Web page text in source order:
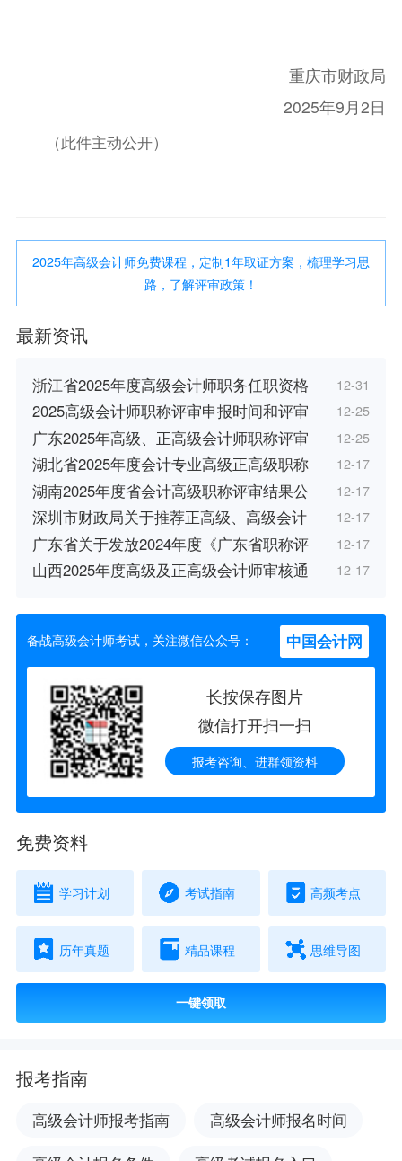
重庆市财政局
2025年9月2日
（此件主动公开）
2025年高级会计师免费课程，定制1年取证方案，梳理学习思
路，了解评审政策！
最新资讯
浙江省2025年度高级会计师职务任职资格 12-31
2025高级会计师职称评审申报时间和评审 12-25
广东2025年高级、正高级会计师职称评审 12-25
湖北省2025年度会计专业高级正高级职称 12-17
湖南2025年度省会计高级职称评审结果公 12-17
深圳市财政局关于推荐正高级、高级会计 12-17
广东省关于发放2024年度《广东省职称评 12-17
山西2025年度高级及正高级会计师审核通 12-17
备战高级会计师考试，关注微信公众号： 中国会计网
长按保存图片
微信打开扫一扫
报考咨询、进群领资料
免费资料
学习计划 考试指南 高频考点
历年真题 精品课程 思维导图
一键领取
报考指南
高级会计师报考指南
高级会计师报名时间